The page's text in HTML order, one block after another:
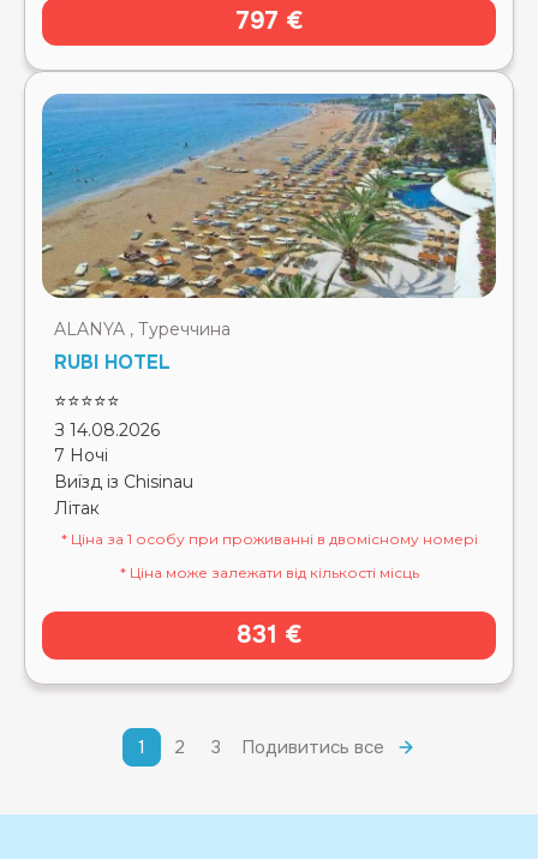
797 €
ALANYA , Туреччина
RUBI HOTEL
⭐⭐⭐⭐⭐
З 14.08.2026
7 Ночі
Виїзд із Chisinau
Літак
* Ціна за 1 особу при проживанні в двомісному номері
* Ціна може залежати від кількості місць
831 €
1 2 3 Подивитись все